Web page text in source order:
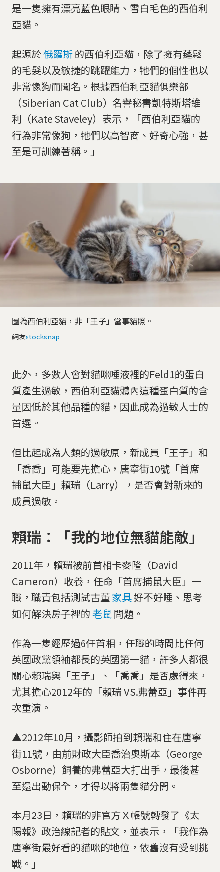
是一隻擁有漂亮藍色眼睛、雪白毛色的西伯利
亞貓。
起源於俄羅斯的西伯利亞貓，除了擁有蓬鬆
的毛髮以及敏捷的跳躍能力，牠們的個性也以
非常像狗而聞名。根據西伯利亞貓俱樂部
（Siberian Cat Club）名譽秘書凱特斯塔維
利（Kate Staveley）表示，「西伯利亞貓的
行為非常像狗，牠們以高智商、好奇心強，甚
至是可訓練著稱。」
圖為西伯利亞貓，非「王子」當事貓照。
網友stocksnap
此外，多數人會對貓咪唾液裡的Feld1的蛋白
質產生過敏，西伯利亞貓體內這種蛋白質的含
量因低於其他品種的貓，因此成為過敏人士的
首選。
但比起成為人類的過敏原，新成員「王子」和
「喬喬」可能要先擔心，唐寧街10號「首席
捕鼠大臣」賴瑞（Larry），是否會對新來的
成員過敏。
賴瑞：「我的地位無貓能敵」
2011年，賴瑞被前首相卡麥隆（David
Cameron）收養，任命「首席捕鼠大臣」一
職，職責包括測試古董 家具好不好睡、思考
如何解決房子裡的老鼠問題。
作為一隻經歷過6任首相，任職的時間比任何
英國政黨領袖都長的英國第一貓，許多人都很
關心賴瑞與「王子」、「喬喬」是否處得來，
尤其擔心2012年的「賴瑞 VS.弗蕾亞」事件再
次重演。
▲2012年10月，攝影師拍到賴瑞和住在唐寧
街11號，由前財政大臣喬治奧斯本（George
Osborne）飼養的弗蕾亞大打出手，最後甚
至還出動保全，才得以將兩隻貓分開。
本月23日，賴瑞的非官方Ｘ帳號轉發了《太
陽報》政治線記者的貼文，並表示，「我作為
唐寧街最好看的貓咪的地位，依舊沒有受到挑
戰。」